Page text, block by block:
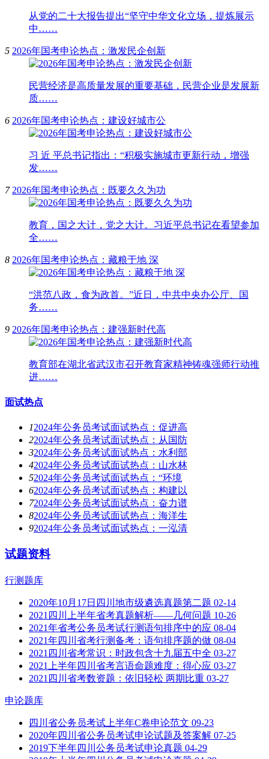
从党的二十大报告提出“坚守中华文化立场，提炼展示
中……
5 2026年国考申论热点：激发民企创新
民营经济是高质量发展的重要基础，民营企业是发展新
质……
6 2026年国考申论热点：建设好城市公
习 近 平总书记指出：“积极实施城市更新行动，增强
发……
7 2026年国考申论热点：既要久久为功
教育，国之大计，党之大计。习近平总书记在看望参加
全……
8 2026年国考申论热点：藏粮于地 深
“洪范八政，食为政首。”近日，中共中央办公厅、国
务……
9 2026年国考申论热点：建强新时代高
教育部在湖北省武汉市召开教育家精神铸魂强师行动推
进……
面试热点
12024年公务员考试面试热点：促进高
22024年公务员考试面试热点：从国防
32024年公务员考试面试热点：水利部
42024年公务员考试面试热点：山水林
52024年公务员考试面试热点：“环境
62024年公务员考试面试热点：构建以
72024年公务员考试面试热点：奋力谱
82024年公务员考试面试热点：海洋生
92024年公务员考试面试热点：一泓清
试题资料
行测题库
2020年10月17日四川地市级遴选真题第二题 02-14
2021四川上半年省考真题解析——几何问题 10-26
2021年省考公务员考试行测语句排序中的应 08-04
2021年四川省考行测备考：语句排序题的做 08-04
2021四川省考常识：时政包含十九届五中全 03-27
2021上半年四川省考言语命题难度：得心应 03-27
2021四川省考数资题：依旧轻松 两期比重 03-27
申论题库
四川省公务员考试上半年C卷申论范文 09-23
2020年四川省公务员考试申论试题及答案解 07-25
2019下半年四川公务员考试申论真题 04-29